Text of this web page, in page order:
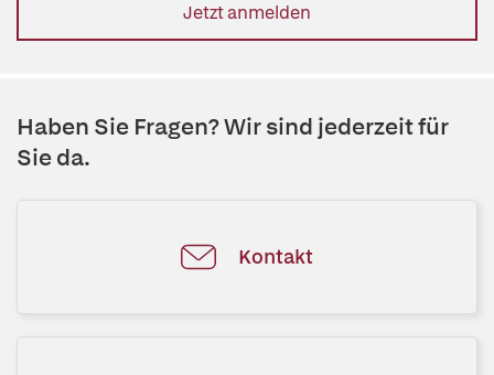
Jetzt anmelden
Haben Sie Fragen? Wir sind jederzeit für
Sie da.
Kontakt